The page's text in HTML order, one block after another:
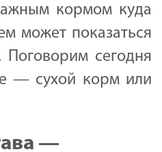
кормом куда
может показаться
Поговорим сегодня
— сухой корм или
—